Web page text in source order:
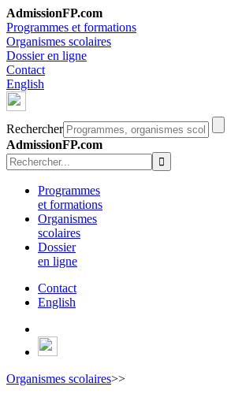
AdmissionFP.com
Programmes et formations
Organismes scolaires
Dossier en ligne
Contact
English
Rechercher
AdmissionFP.com
Programmes
et formations
Organismes
scolaires
Dossier
en ligne
Contact
English
Organismes scolaires>>